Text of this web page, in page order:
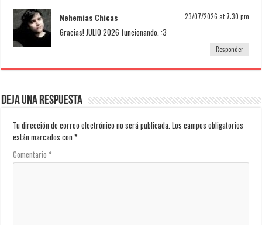
Nehemias Chicas 23/07/2026 at 7:30 pm
Gracias! JULIO 2026 funcionando. :3
Responder
Deja una respuesta
Tu dirección de correo electrónico no será publicada. Los campos obligatorios
están marcados con*
Comentario*